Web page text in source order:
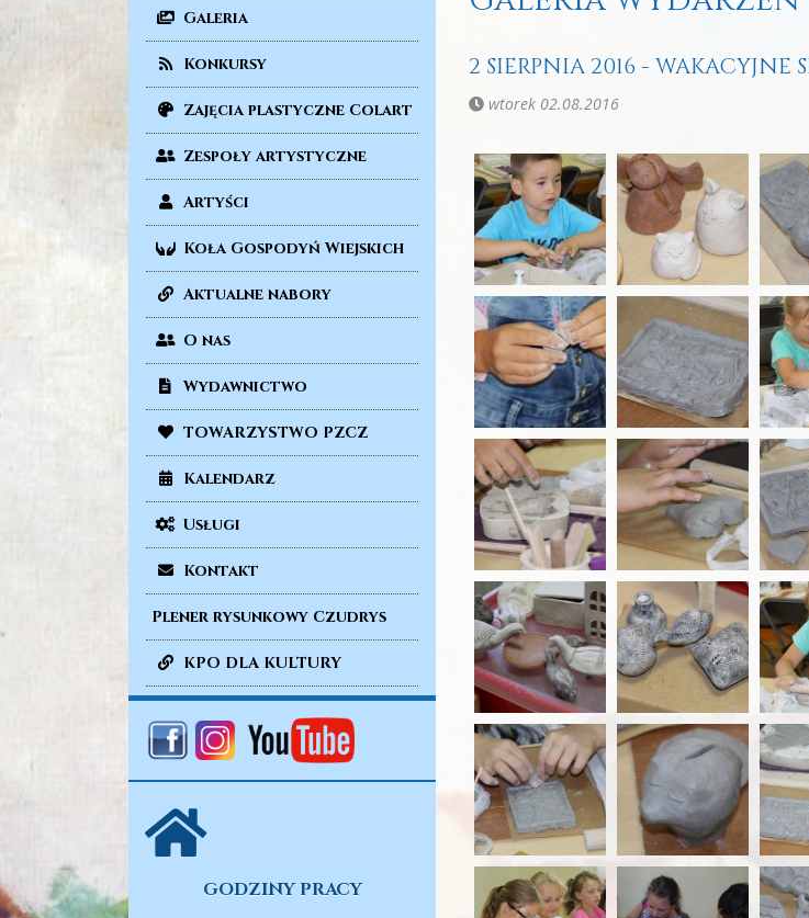
Galeria
Konkursy
Zajęcia plastyczne Colart
Zespoły artystyczne
Artyści
Koła Gospodyń Wiejskich
Aktualne nabory
O nas
Wydawnictwo
TOWARZYSTWO PZCZ
Kalendarz
Usługi
Kontakt
Plener rysunkowy Czudrys
KPO DLA KULTURY
GODZINY PRACY
2 SIERPNIA 2016 -
wtorek 02.08.2016